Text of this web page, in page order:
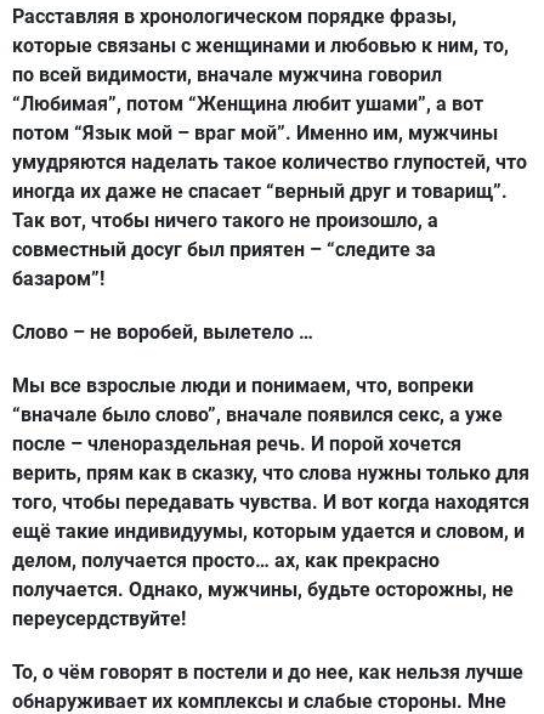
Расставляя в хронологическом порядке фразы,
которые связаны с женщинами и любовью к ним, то,
по всей видимости, вначале мужчина говорил
“Любимая”, потом “Женщина любит ушами”, а вот
потом “Язык мой – враг мой”. Именно им, мужчины
умудряются наделать такое количество глупостей, что
иногда их даже не спасает “верный друг и товарищ”.
Так вот, чтобы ничего такого не произошло, а
совместный досуг был приятен – “следите за
базаром”!
Слово – не воробей, вылетело …
Мы все взрослые люди и понимаем, что, вопреки
“вначале было слово”, вначале появился секс, а уже
после – членораздельная речь. И порой хочется
верить, прям как в сказку, что слова нужны только для
того, чтобы передавать чувства. И вот когда находятся
ещё такие индивидуумы, которым удается и словом, и
делом, получается просто… ах, как прекрасно
получается. Однако, мужчины, будьте осторожны, не
переусердствуйте!
То, о чём говорят в постели и до нее, как нельзя лучше
обнаруживает их комплексы и слабые стороны. Мне